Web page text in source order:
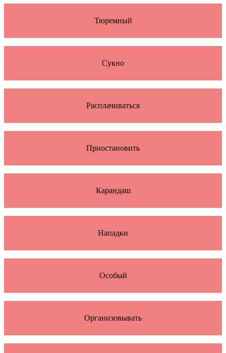
Тюремный
Сукно
Расплачиваться
Приостановить
Карандаш
Нападки
Особый
Организовывать